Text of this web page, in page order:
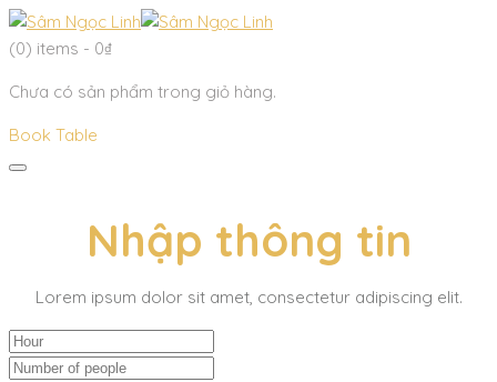
(0) items - 0₫
Chưa có sản phẩm trong giỏ hàng.
Book Table
Nhập thông tin
Lorem ipsum dolor sit amet, consectetur adipiscing elit.